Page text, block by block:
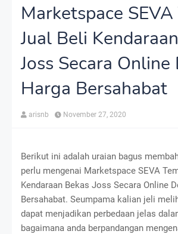
Marketspace
Jual Beli
Joss Secara Online
Harga Bersahabat
arisnb November 27, 2020
Berikut ini adalah uraian bagus
perlu mengenai Marketspace SEVA
Kendaraan Bekas Joss Secara Online
Bersahabat. Seumpama kalian jeli
dapat menjadikan perbedaan jelas
bagaimana anda berpandangan